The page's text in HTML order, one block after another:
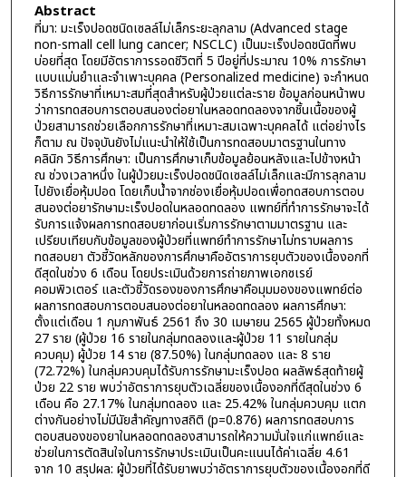
Abstract
ที่มา: มะเร็งปอดชนิดเซลล์ไม่เล็กระยะลุกลาม (Advanced stage
non-small cell lung cancer; NSCLC) เป็นมะเร็งปอดชนิดที่พบ
บ่อยที่สุด โดยมีอัตราการรอดชีวิตที่ 5 ปีอยู่ที่ประมาณ 10% การรักษา
แบบแม่นยำและจำเพาะบุคคล (Personalized medicine) จะกำหนด
วิธีการรักษาที่เหมาะสมที่สุดสำหรับผู้ป่วยแต่ละราย ข้อมูลก่อนหน้าพบ
ว่าการทดสอบการตอบสนองต่อยาในหลอดทดลองจากชิ้นเนื้อของผู้
ป่วยสามารถช่วยเลือกการรักษาที่เหมาะสมเฉพาะบุคคลได้ แต่อย่างไร
ก็ตาม ณ ปัจจุบันยังไม่แนะนำให้ใช้เป็นการทดสอบมาตรฐานในทาง
คลินิก วิธีการศึกษา: เป็นการศึกษาเก็บข้อมูลย้อนหลังและไปข้างหน้า
ณ ช่วงเวลาหนึ่ง ในผู้ป่วยมะเร็งปอดชนิดเซลล์ไม่เล็กและมีการลุกลาม
ไปยังเยื่อหุ้มปอด โดยเก็บน้ำจากช่องเยื่อหุ้มปอดเพื่อทดสอบการตอบ
สนองต่อยารักษามะเร็งปอดในหลอดทดลอง แพทย์ที่ทำการรักษาจะได้
รับการแจ้งผลการทดสอบยาก่อนเริ่มการรักษาตามมาตรฐาน และ
เปรียบเทียบกับข้อมูลของผู้ป่วยที่แพทย์ทำการรักษาไม่ทราบผลการ
ทดสอบยา ตัวชี้วัดหลักของการศึกษาคืออัตราการยุบตัวของเนื้องอกที่
ดีสุดในช่วง 6 เดือน โดยประเมินด้วยการถ่ายภาพเอกซเรย์
คอมพิวเตอร์ และตัวชี้วัดรองของการศึกษาคือมุมมองของแพทย์ต่อ
ผลการทดสอบการตอบสนองต่อยาในหลอดทดลอง ผลการศึกษา:
ตั้งแต่เดือน 1 กุมภาพันธ์ 2561 ถึง 30 เมษายน 2565 ผู้ป่วยทั้งหมด
27 ราย (ผู้ป่วย 16 รายในกลุ่มทดลองและผู้ป่วย 11 รายในกลุ่ม
ควบคุม) ผู้ป่วย 14 ราย (87.50%) ในกลุ่มทดลอง และ 8 ราย
(72.72%) ในกลุ่มควบคุมได้รับการรักษามะเร็งปอด ผลลัพธ์สุดท้ายผู้
ป่วย 22 ราย พบว่าอัตราการยุบตัวเฉลี่ยของเนื้องอกที่ดีสุดในช่วง 6
เดือน คือ 27.17% ในกลุ่มทดลอง และ 25.42% ในกลุ่มควบคุม แตก
ต่างกันอย่างไม่มีนัยสำคัญทางสถิติ (p=0.876) ผลการทดสอบการ
ตอบสนองของยาในหลอดทดลองสามารถให้ความมั่นใจแก่แพทย์และ
ช่วยในการตัดสินใจในการรักษาประเมินเป็นคะแนนได้ค่าเฉลี่ย 4.61
จาก 10 สรุปผล: ผู้ป่วยที่ได้รับยาพบว่าอัตราการยุบตัวของเนื้องอกที่ดี